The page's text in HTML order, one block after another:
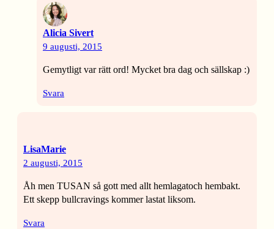
Alicia Sivert
9 augusti, 2015
Gemytligt var rätt ord! Mycket bra dag och sällskap :)
Svara
LisaMarie
2 augusti, 2015
Åh men TUSAN så gott med allt hemlagatoch hembakt.
Ett skepp bullcravings kommer lastat liksom.
Svara